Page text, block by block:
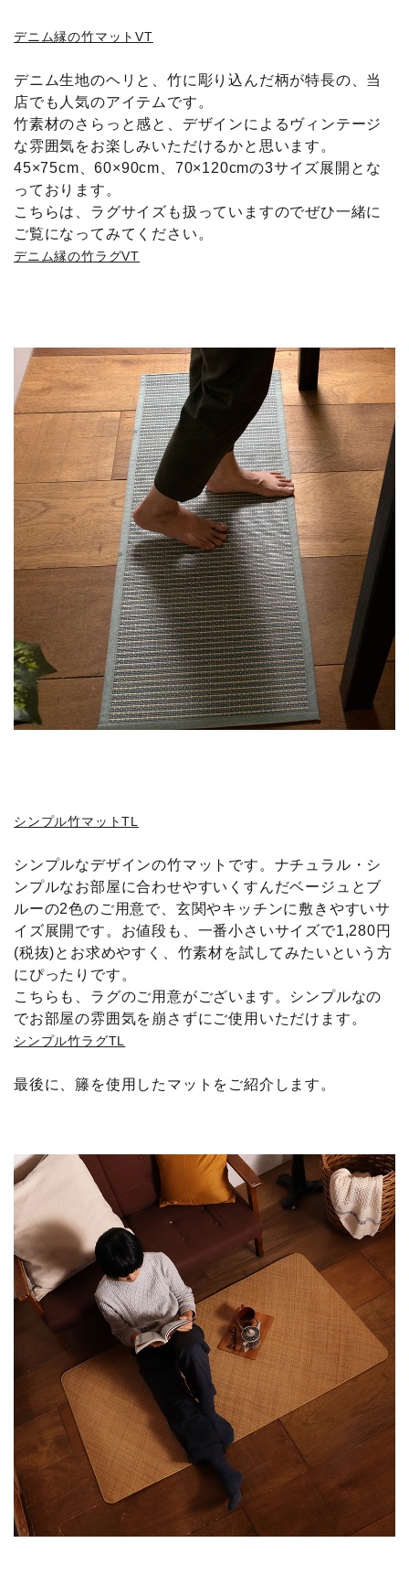
デニム縁の竹マットVT
デニム生地のヘリと、竹に彫り込んだ柄が特長の、当
店でも人気のアイテムです。
竹素材のさらっと感と、デザインによるヴィンテージ
な雰囲気をお楽しみいただけるかと思います。
45×75cm、60×90cm、70×120cmの3サイズ展開とな
っております。
こちらは、ラグサイズも扱っていますのでぜひ一緒に
ご覧になってみてください。
デニム縁の竹ラグVT
シンプル竹マットTL
シンプルなデザインの竹マットです。ナチュラル・シ
ンプルなお部屋に合わせやすいくすんだベージュとブ
ルーの2色のご用意で、玄関やキッチンに敷きやすいサ
イズ展開です。お値段も、一番小さいサイズで1,280円
(税抜)とお求めやすく、竹素材を試してみたいという方
にぴったりです。
こちらも、ラグのご用意がございます。シンプルなの
でお部屋の雰囲気を崩さずにご使用いただけます。
シンプル竹ラグTL
最後に、籐を使用したマットをご紹介します。